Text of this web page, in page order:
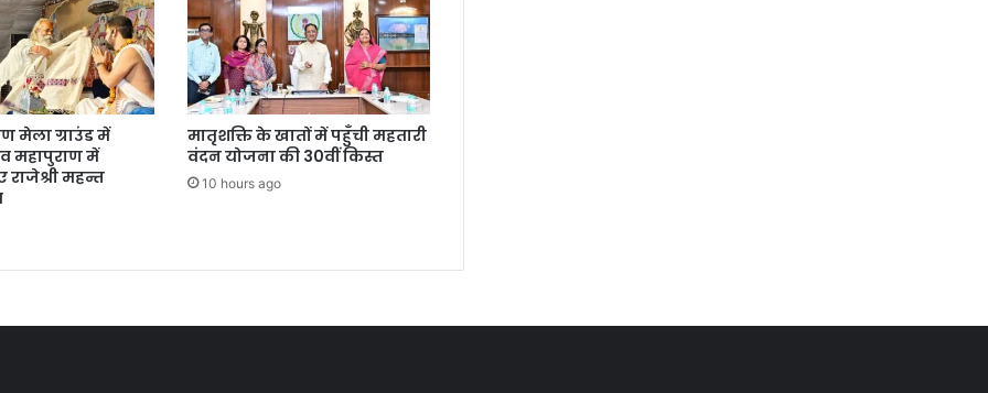
मेला ग्राउंड में
महापुराण में
राजेश्री महन्त
मातृशक्ति के खातों में पहुँची महतारी
वंदन योजना की 30वीं किस्त
10 hours ago